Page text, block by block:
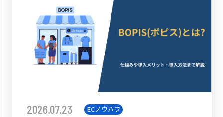
2026.07.23 ECノウハウ